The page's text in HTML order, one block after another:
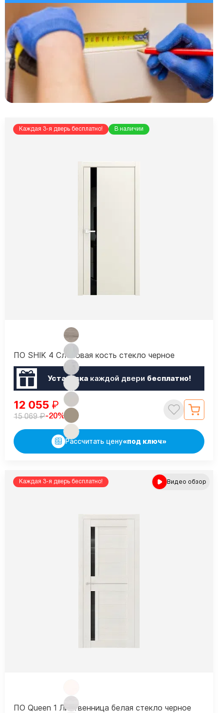
Каждая 3-я дверь бесплатно! В наличии
ПО SHIK 4 Слоновая кость стекло черное
Установкакаждой двери бесплатно!
12 055 ₽
15 069₽-20%
Рассчитать цену«под ключ»
Каждая 3-я дверь бесплатно! Видео обзор
ПО Queen 1 Лиственница белая стекло черное